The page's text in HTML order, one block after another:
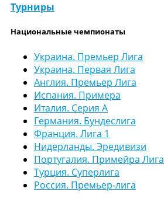
Турниры
Национальные чемпионаты
Украина. Премьер Лига
Украина. Первая Лига
Англия. Премьер Лига
Испания. Примера
Италия. Серия А
Германия. Бундеслига
Франция. Лига 1
Нидерланды. Эредивизи
Португалия. Примейра Лига
Турция. Суперлига
Россия. Премьер-лига